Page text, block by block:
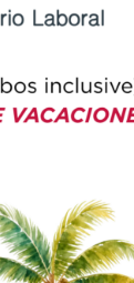
Categorías: